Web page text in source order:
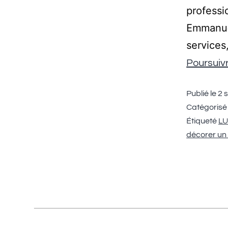
Publié le2
Étiqueté
décorer un